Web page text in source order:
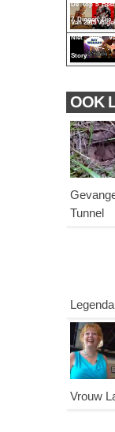
De Top 5
Van 2015
7 Dingen Die
Niet Wist
Story
OOK
Tunnel
Vrouw